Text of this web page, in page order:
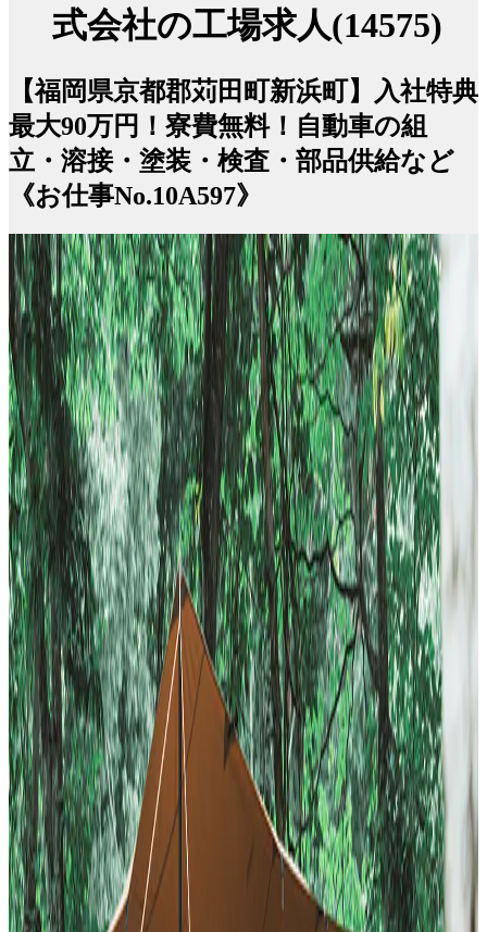
式会社の工場求人(14575)
【福岡県京都郡苅田町新浜町】入社特典
最大90万円！寮費無料！自動車の組
立・溶接・塗装・検査・部品供給など
《お仕事No.10A597》